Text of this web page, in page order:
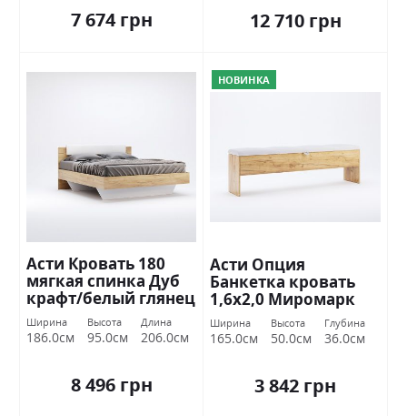
7 674 грн 12 710 грн
Асти Кровать 180
мягкая спинка Дуб
крафт/белый глянец
Миромарк
Ширина
186.0см
Высота
95.0см
Длина
206.0см
8 496 грн
НОВИНКА
Асти Опция
Банкетка кровать
1,6х2,0 Миромарк
Ширина
165.0см
Высота
50.0см
Глубина
36.0см
3 842 грн